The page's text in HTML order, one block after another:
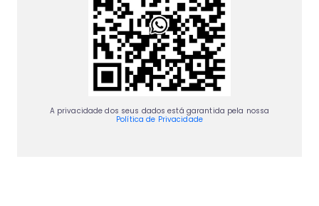
A privacidade dos seus dados está garantida pela nossa
Política de Privacidade